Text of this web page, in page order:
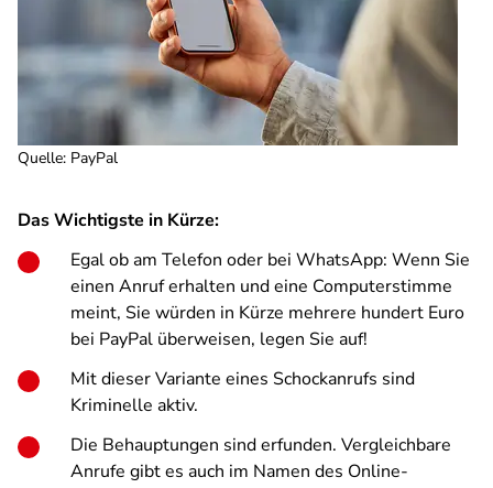
Quelle: PayPal
Das Wichtigste in Kürze:
Egal ob am Telefon oder bei WhatsApp: Wenn Sie
einen Anruf erhalten und eine Computerstimme
meint, Sie würden in Kürze mehrere hundert Euro
bei PayPal überweisen, legen Sie auf!
Mit dieser Variante eines Schockanrufs sind
Kriminelle aktiv.
Die Behauptungen sind erfunden. Vergleichbare
Anrufe gibt es auch im Namen des Online-